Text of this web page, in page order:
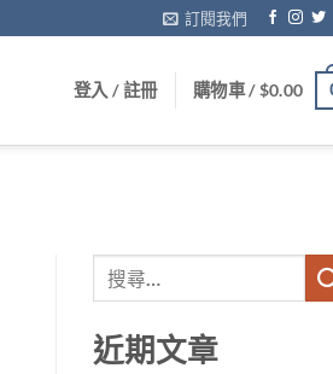
訂閱我們
登入 / 註冊 購物車 /$0.00
近期文章